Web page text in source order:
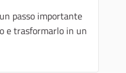
passo importante
e trasformarlo in un